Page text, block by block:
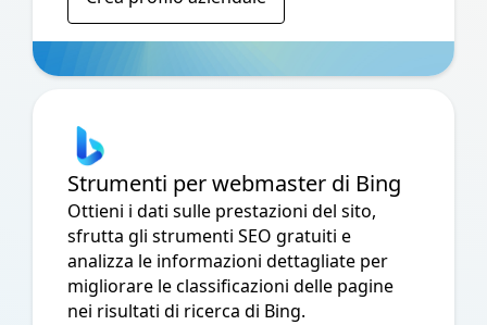
Strumenti per webmaster di Bing
Ottieni i dati sulle prestazioni del sito,
sfrutta gli strumenti SEO gratuiti e
analizza le informazioni dettagliate per
migliorare le classificazioni delle pagine
nei risultati di ricerca di Bing.